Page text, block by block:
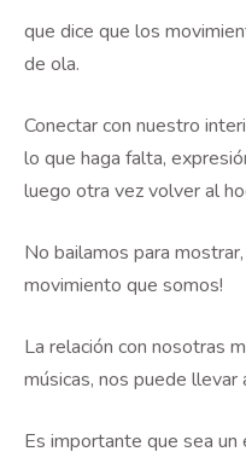
que dice que los
de ola.
Conectar con nuestro
lo que haga falta,
luego otra vez volver al
No bailamos para
movimiento que somos!
La relación con nosotras
músicas, nos puede llevar
Es importante que sea un